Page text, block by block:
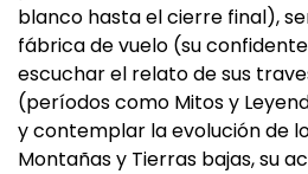
blanco hasta el cierre final),
fábrica de vuelo (su
escuchar el relato de sus
(períodos como Mitos y
y contemplar la evolución de
Montañas y Tierras bajas, su